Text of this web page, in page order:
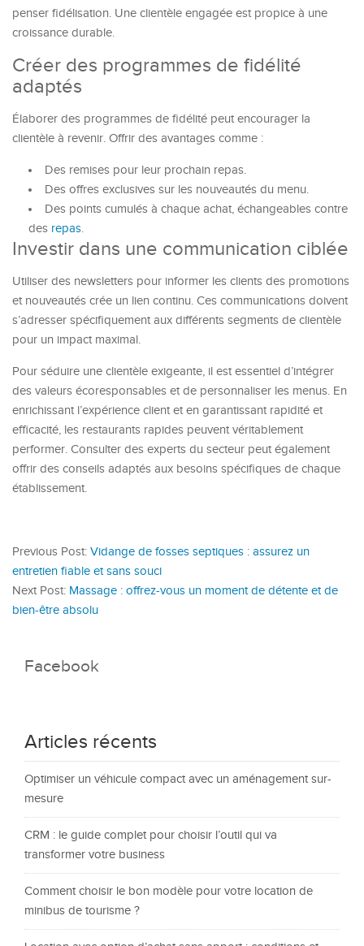
penser fidélisation. Une clientèle engagée est propice à une
croissance durable.
Créer des programmes de fidélité
adaptés
Élaborer des programmes de fidélité peut encourager la
clientèle à revenir. Offrir des avantages comme :
Des remises pour leur prochain repas.
Des offres exclusives sur les nouveautés du menu.
Des points cumulés à chaque achat, échangeables contre
des repas.
Investir dans une communication ciblée
Utiliser des newsletters pour informer les clients des promotions
et nouveautés crée un lien continu. Ces communications doivent
s’adresser spécifiquement aux différents segments de clientèle
pour un impact maximal.
Pour séduire une clientèle exigeante, il est essentiel d’intégrer
des valeurs écoresponsables et de personnaliser les menus. En
enrichissant l’expérience client et en garantissant rapidité et
efficacité, les restaurants rapides peuvent véritablement
performer. Consulter des experts du secteur peut également
offrir des conseils adaptés aux besoins spécifiques de chaque
établissement.
Previous Post: Vidange de fosses septiques : assurez un
entretien fiable et sans souci
Next Post: Massage : offrez-vous un moment de détente et de
bien-être absolu
Facebook
Articles récents
Optimiser un véhicule compact avec un aménagement sur-
mesure
CRM : le guide complet pour choisir l’outil qui va
transformer votre business
Comment choisir le bon modèle pour votre location de
minibus de tourisme ?